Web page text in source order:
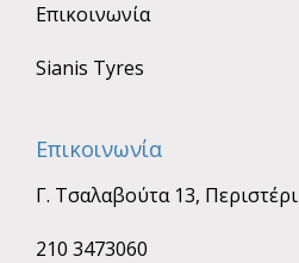
Επικοινωνία
Sianis Tyres
Επικοινωνία
Γ. Τσαλαβούτα 13, Περιστέρι
210 3473060